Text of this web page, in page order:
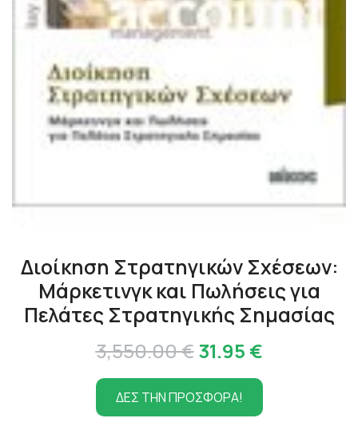
Διοίκηση Στρατηγικών Σχέσεων:
Μάρκετινγκ και Πωλήσεις για
Πελάτες Στρατηγικής Σημασίας
3,550.00€Original
price
was:
31.95 €Η
τρέχουσα
τιμή
ΔΕΣ ΤΗΝ ΠΡΟΣΦΟΡΑ!